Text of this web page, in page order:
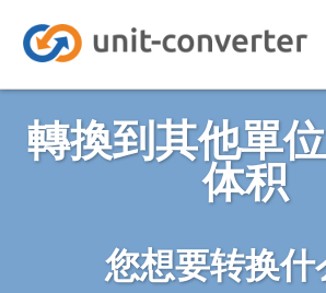
轉換到其他單
体积
您想要转换什